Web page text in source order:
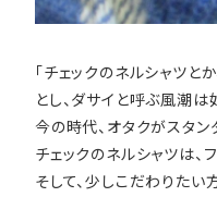
「チェックのネルシャツと
とし、ダサイと呼ぶ風潮は
今の時代、オタクがスタ
チェックのネルシャツは
そして、少しこだわりたい